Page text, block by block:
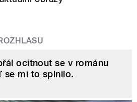
ocitnout se v románu
se mi to splnilo.